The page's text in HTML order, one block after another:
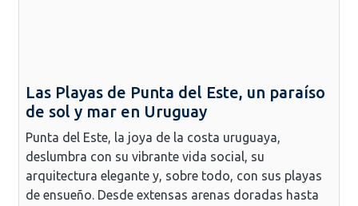
Las Playas de Punta del Este, un paraíso
de sol y mar en Uruguay
Punta del Este, la joya de la costa uruguaya,
deslumbra con su vibrante vida social, su
arquitectura elegante y, sobre todo, con sus playas
de ensueño. Desde extensas arenas doradas hasta